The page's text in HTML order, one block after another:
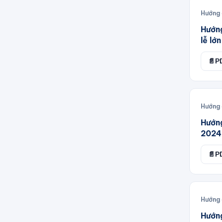
Hướng
lễ lớn
📄
Hướng
2024
📄
Hướng